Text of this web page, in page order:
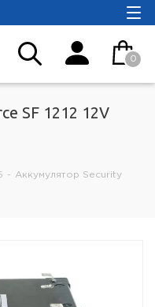
0
SF 1212 12V
- Аккумулятор Security